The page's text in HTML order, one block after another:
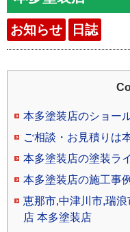
お知らせ 日誌
本多塗装店のショー
ご相談・お見積りは
本多塗装店の塗装ラ
本多塗装店の施工事
恵那市,中津川市,瑞
店 本多塗装店